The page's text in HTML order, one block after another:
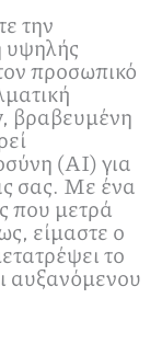
την
υψηλής
προσωπικό
βραβευμένη
(ΑΙ) για
σας. Με ένα
που μετρά
είμαστε ο
το
αυξανόμενου